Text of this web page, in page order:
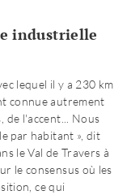
industrielle
lequel il y a 230 km
connue autrement
de l'accent... Nous
par habitant », dit
le Val de Travers à
le consensus où les
ce qui